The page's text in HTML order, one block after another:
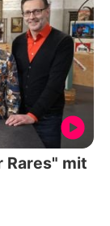
Rares" mit